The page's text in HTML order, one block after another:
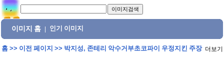
이미지 홈 인기 이미지
홈>> 이전 페이지 >> 박지성, 존테리 악수거부초코파이 우정지킨 주장 더보기